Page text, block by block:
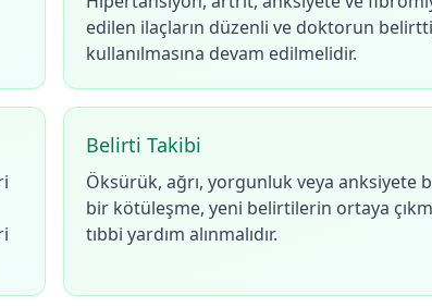
edilen ilaçların düzenli ve doktorun
kullanılmasına devam edilmelidir.
Belirti Takibi
Öksürük, ağrı, yorgunluk veya anksiyete
bir kötüleşme, yeni belirtilerin ortaya
tıbbi yardım alınmalıdır.